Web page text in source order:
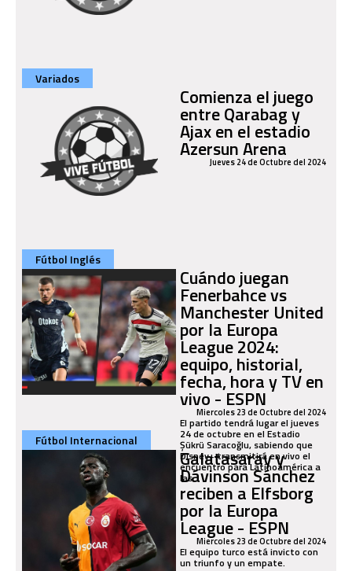
Variados
Comienza el juego
entre Qarabag y
Ajax en el estadio
Azersun Arena
Jueves 24 de Octubre del 2024
Fútbol Inglés
Cuándo juegan
Fenerbahce vs
Manchester United
por la Europa
League 2024:
equipo, historial,
fecha, hora y TV en
vivo - ESPN
Miercoles 23 de Octubre del 2024
El partido tendrá lugar el jueves
24 de octubre en el Estadio
Şükrü Saracoğlu, sabiendo que
Disney+ transmitirá en vivo el
encuentro para Latinoamérica a
las...
Fútbol Internacional
Galatasaray y
Dávinson Sánchez
reciben a Elfsborg
por la Europa
League - ESPN
Miercoles 23 de Octubre del 2024
El equipo turco está invicto con
un triunfo y un empate.